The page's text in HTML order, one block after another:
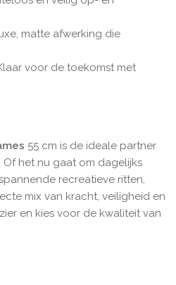
matte afwerking die
voor de toekomst met
55 cm is de ideale partner
het nu gaat om dagelijks
recreatieve ritten,
mix van kracht, veiligheid en
en kies voor de kwaliteit van